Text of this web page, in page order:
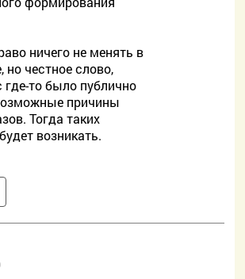
ничего не менять в
но честное слово,
то было публично
причины
Тогда таких
возникать.